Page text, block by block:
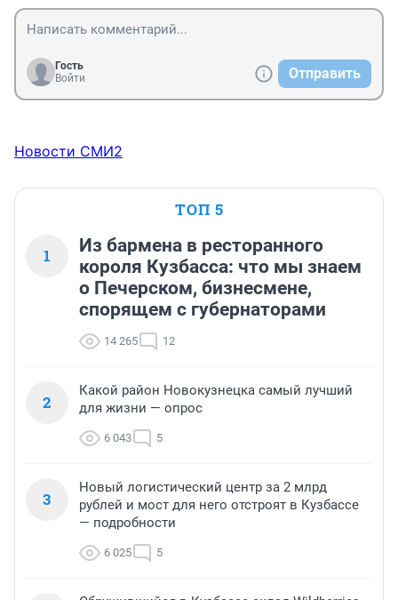
Гость
Войти
Отправить
Новости СМИ2
ТОП 5
1
Из бармена в ресторанного
короля Кузбасса: что мы знаем
о Печерском, бизнесмене,
спорящем с губернаторами
14 265 12
2
Какой район Новокузнецка самый лучший
для жизни — опрос
6 043 5
3
Новый логистический центр за 2 млрд
рублей и мост для него отстроят в Кузбассе
— подробности
6 025 5